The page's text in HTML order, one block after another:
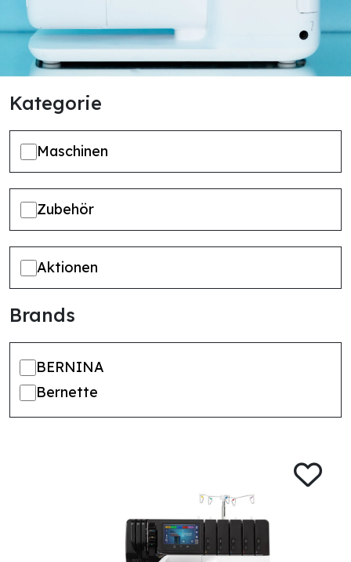
Kategorie
Maschinen
Zubehör
Aktionen
Brands
BERNINA
Bernette